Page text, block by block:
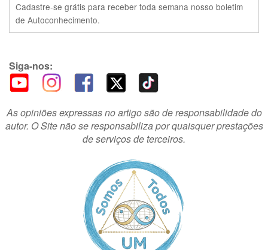
Cadastre-se grátis para receber toda semana nosso boletim
de Autoconhecimento.
Siga-nos:
As opiniões expressas no artigo são de responsabilidade do
autor. O Site não se responsabiliza por quaisquer prestações
de serviços de terceiros.